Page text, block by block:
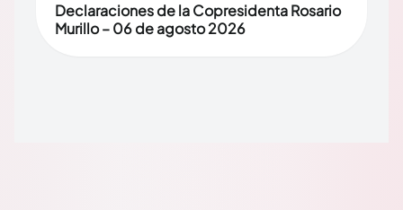
Declaraciones de la Copresidenta Rosario
Murillo – 06 de agosto 2026